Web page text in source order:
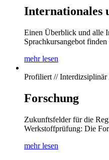
Internationales
Einen Überblick und alle
Sprachkursangebot finden
mehr lesen
Profiliert // Interdizsiplinär
Forschung
Zukunftsfelder für die
Werkstoffprüfung: Die
mehr lesen